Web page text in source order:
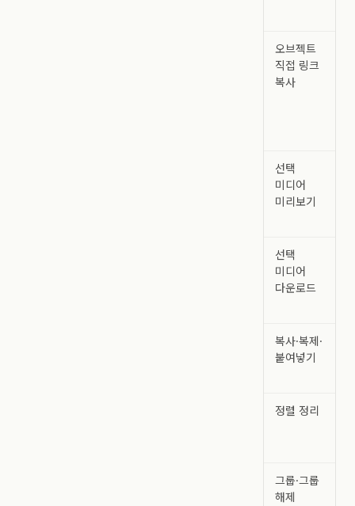
오브젝트
직접 링크
복사
선택
미디어
미리보기
선택
미디어
다운로드
복사·복제·
붙여넣기
정렬 정리
그룹·그룹
해제